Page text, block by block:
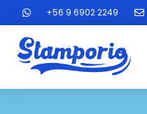
al
contenido
+56 9 6902 2249